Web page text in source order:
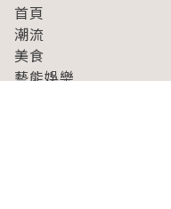
首頁
潮流
美食
藝能娛樂